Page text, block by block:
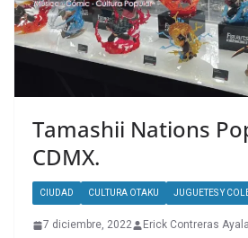
Tamashii Nations
CDMX.
CIUDAD CULTURA OTAKU JUGUETES Y
7 diciembre, 2022 Erick Contreras Ayala